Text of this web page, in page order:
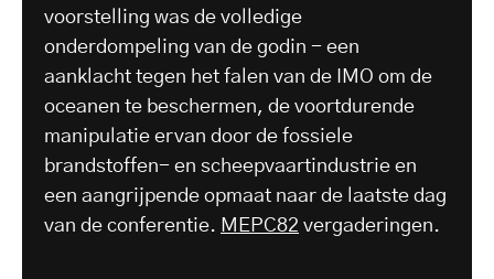
voorstelling was de volledige
onderdompeling van de godin - een
aanklacht tegen het falen van de IMO om de
oceanen te beschermen, de voortdurende
manipulatie ervan door de fossiele
brandstoffen- en scheepvaartindustrie en
een aangrijpende opmaat naar de laatste dag
van de conferentie. MEPC82 vergaderingen.